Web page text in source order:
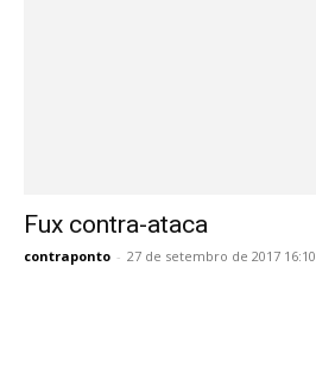
Fux contra-ataca
contraponto - 27 de setembro de 2017 16:10